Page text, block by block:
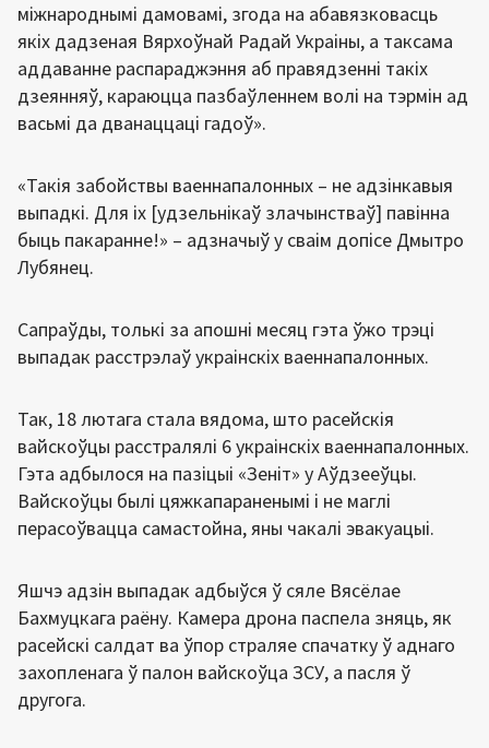
міжнароднымі дамовамі, згода на абавязковасць
якіх дадзеная Вярхоўнай Радай Украіны, а таксама
аддаванне распараджэння аб правядзенні такіх
дзеянняў, караюцца пазбаўленнем волі на тэрмін ад
васьмі да дванаццаці гадоў».
«Такія забойствы ваеннапалонных – не адзінкавыя
выпадкі. Для іх [удзельнікаў злачынстваў] павінна
быць пакаранне!» – адзначыў у сваім допісе Дмытро
Лубянец.
Сапраўды, толькі за апошні месяц гэта ўжо трэці
выпадак расстрэлаў украінскіх ваеннапалонных.
Так, 18 лютага стала вядома, што расейскія
вайскоўцы расстралялі 6 украінскіх ваеннапалонных.
Гэта адбылося на пазіцыі «Зеніт» у Аўдзееўцы.
Вайскоўцы былі цяжкапараненымі і не маглі
перасоўвацца самастойна, яны чакалі эвакуацыі.
Яшчэ адзін выпадак адбыўся ў сяле Вясёлае
Бахмуцкага раёну. Камера дрона паспела зняць, як
расейскі салдат ва ўпор страляе спачатку ў аднаго
захопленага ў палон вайскоўца ЗСУ, а пасля ў
другога.